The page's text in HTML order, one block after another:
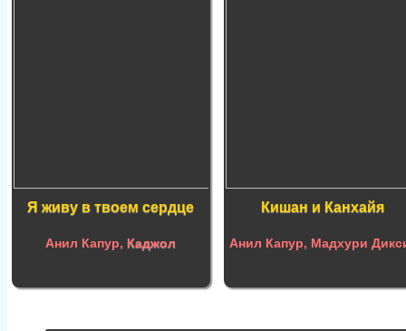
Я живу в твоем сердце
Анил Капур,Каджол
Кишан и Канхайя
Анил Капур, Мадхури